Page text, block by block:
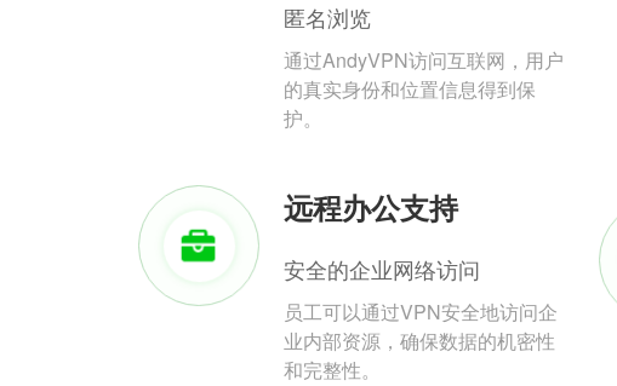
匿名浏览
通过AndyVPN访问互联网，用户
的真实身份和位置信息得到保
护。
远程办公支持
安全的企业网络访问
员工可以通过VPN安全地访问企
业内部资源，确保数据的机密性
和完整性。